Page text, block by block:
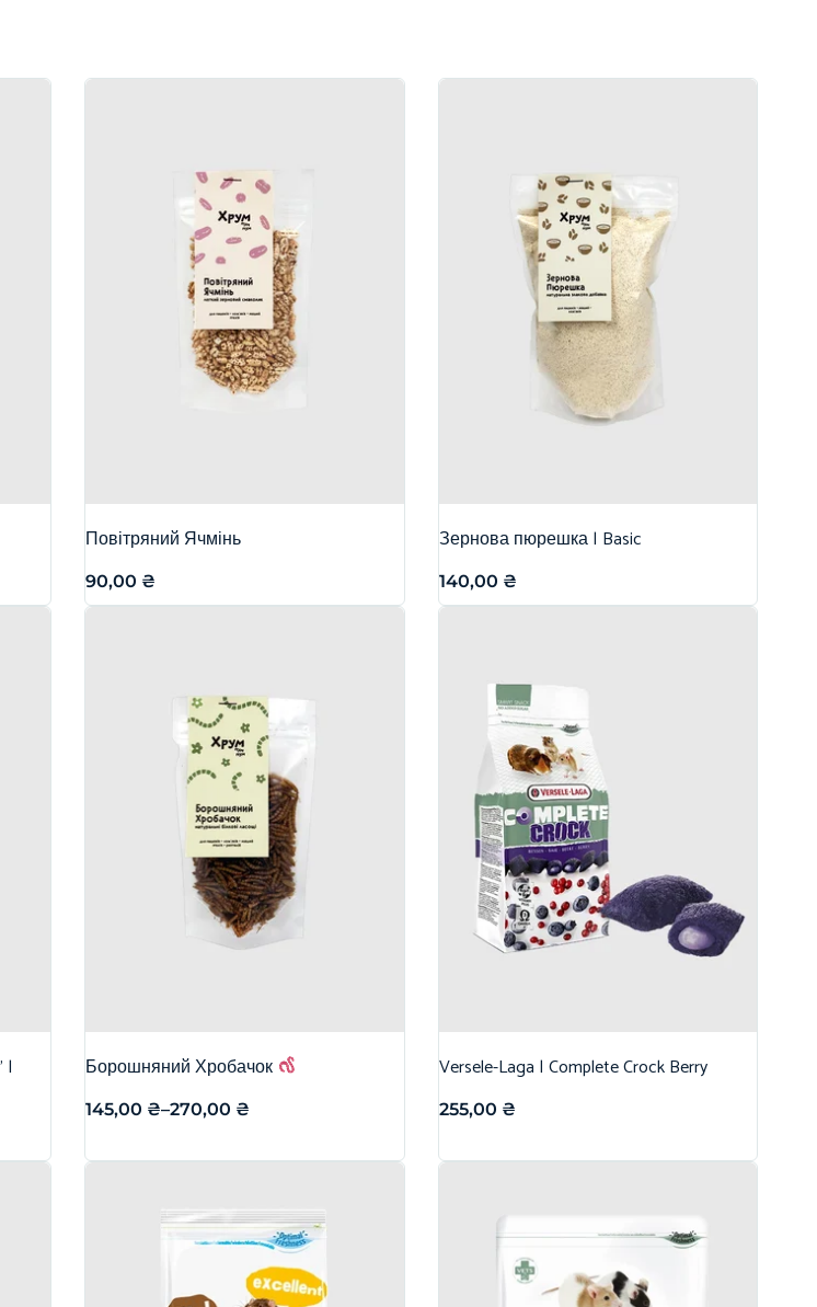
Повітряний Ячмінь
90,00 ₴
Зернова пюрешка | Basic
140,00 ₴
|
Борошняний Хробачок
145,00 ₴–270,00 ₴
Versele-Laga | Complete Crock Berry
255,00 ₴